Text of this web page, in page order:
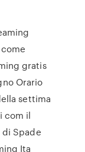
gratis
Orario
settima
com il
Spade
Ita